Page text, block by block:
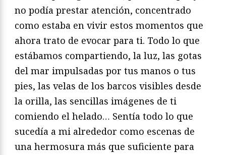
no podía prestar atención, concentrado
como estaba en vivir estos momentos que
ahora trato de evocar para ti. Todo lo que
estábamos compartiendo, la luz, las gotas
del mar impulsadas por tus manos o tus
pies, las velas de los barcos visibles desde
la orilla, las sencillas imágenes de ti
comiendo el helado… Sentía todo lo que
sucedía a mi alrededor como escenas de
una hermosura más que suficiente para